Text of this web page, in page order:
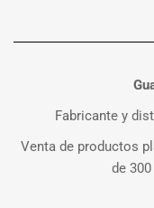
Fabricante y
Venta de productos
de